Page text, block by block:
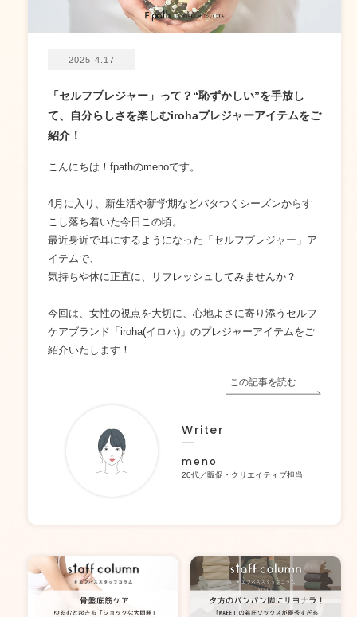
2025.4.17
「セルフプレジャー」って？“恥ずかしい”を手放し
て、自分らしさを楽しむirohaプレジャーアイテムをご
紹介！
こんにちは！fpathのmenoです。
4月に入り、新生活や新学期などバタつくシーズンからす
こし落ち着いた今日この頃。
最近身近で耳にするようになった「セルフプレジャー」ア
イテムで、
気持ちや体に正直に、リフレッシュしてみませんか？
今回は、女性の視点を大切に、心地よさに寄り添うセルフ
ケアブランド「iroha(イロハ)」のプレジャーアイテムをご
紹介いたします！
この記事を読む
Writer
meno
20代／販促・クリエイティブ担当